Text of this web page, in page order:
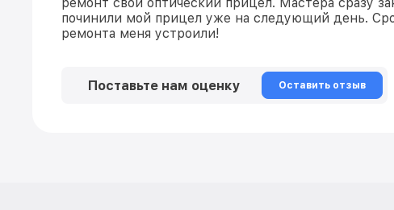
починили мой прицел уже на следующий день.
ремонта меня устроили!
Поставьте нам оценку Оставить отзыв